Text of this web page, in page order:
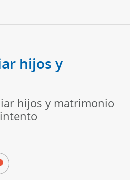
hijos y
hijos y matrimonio